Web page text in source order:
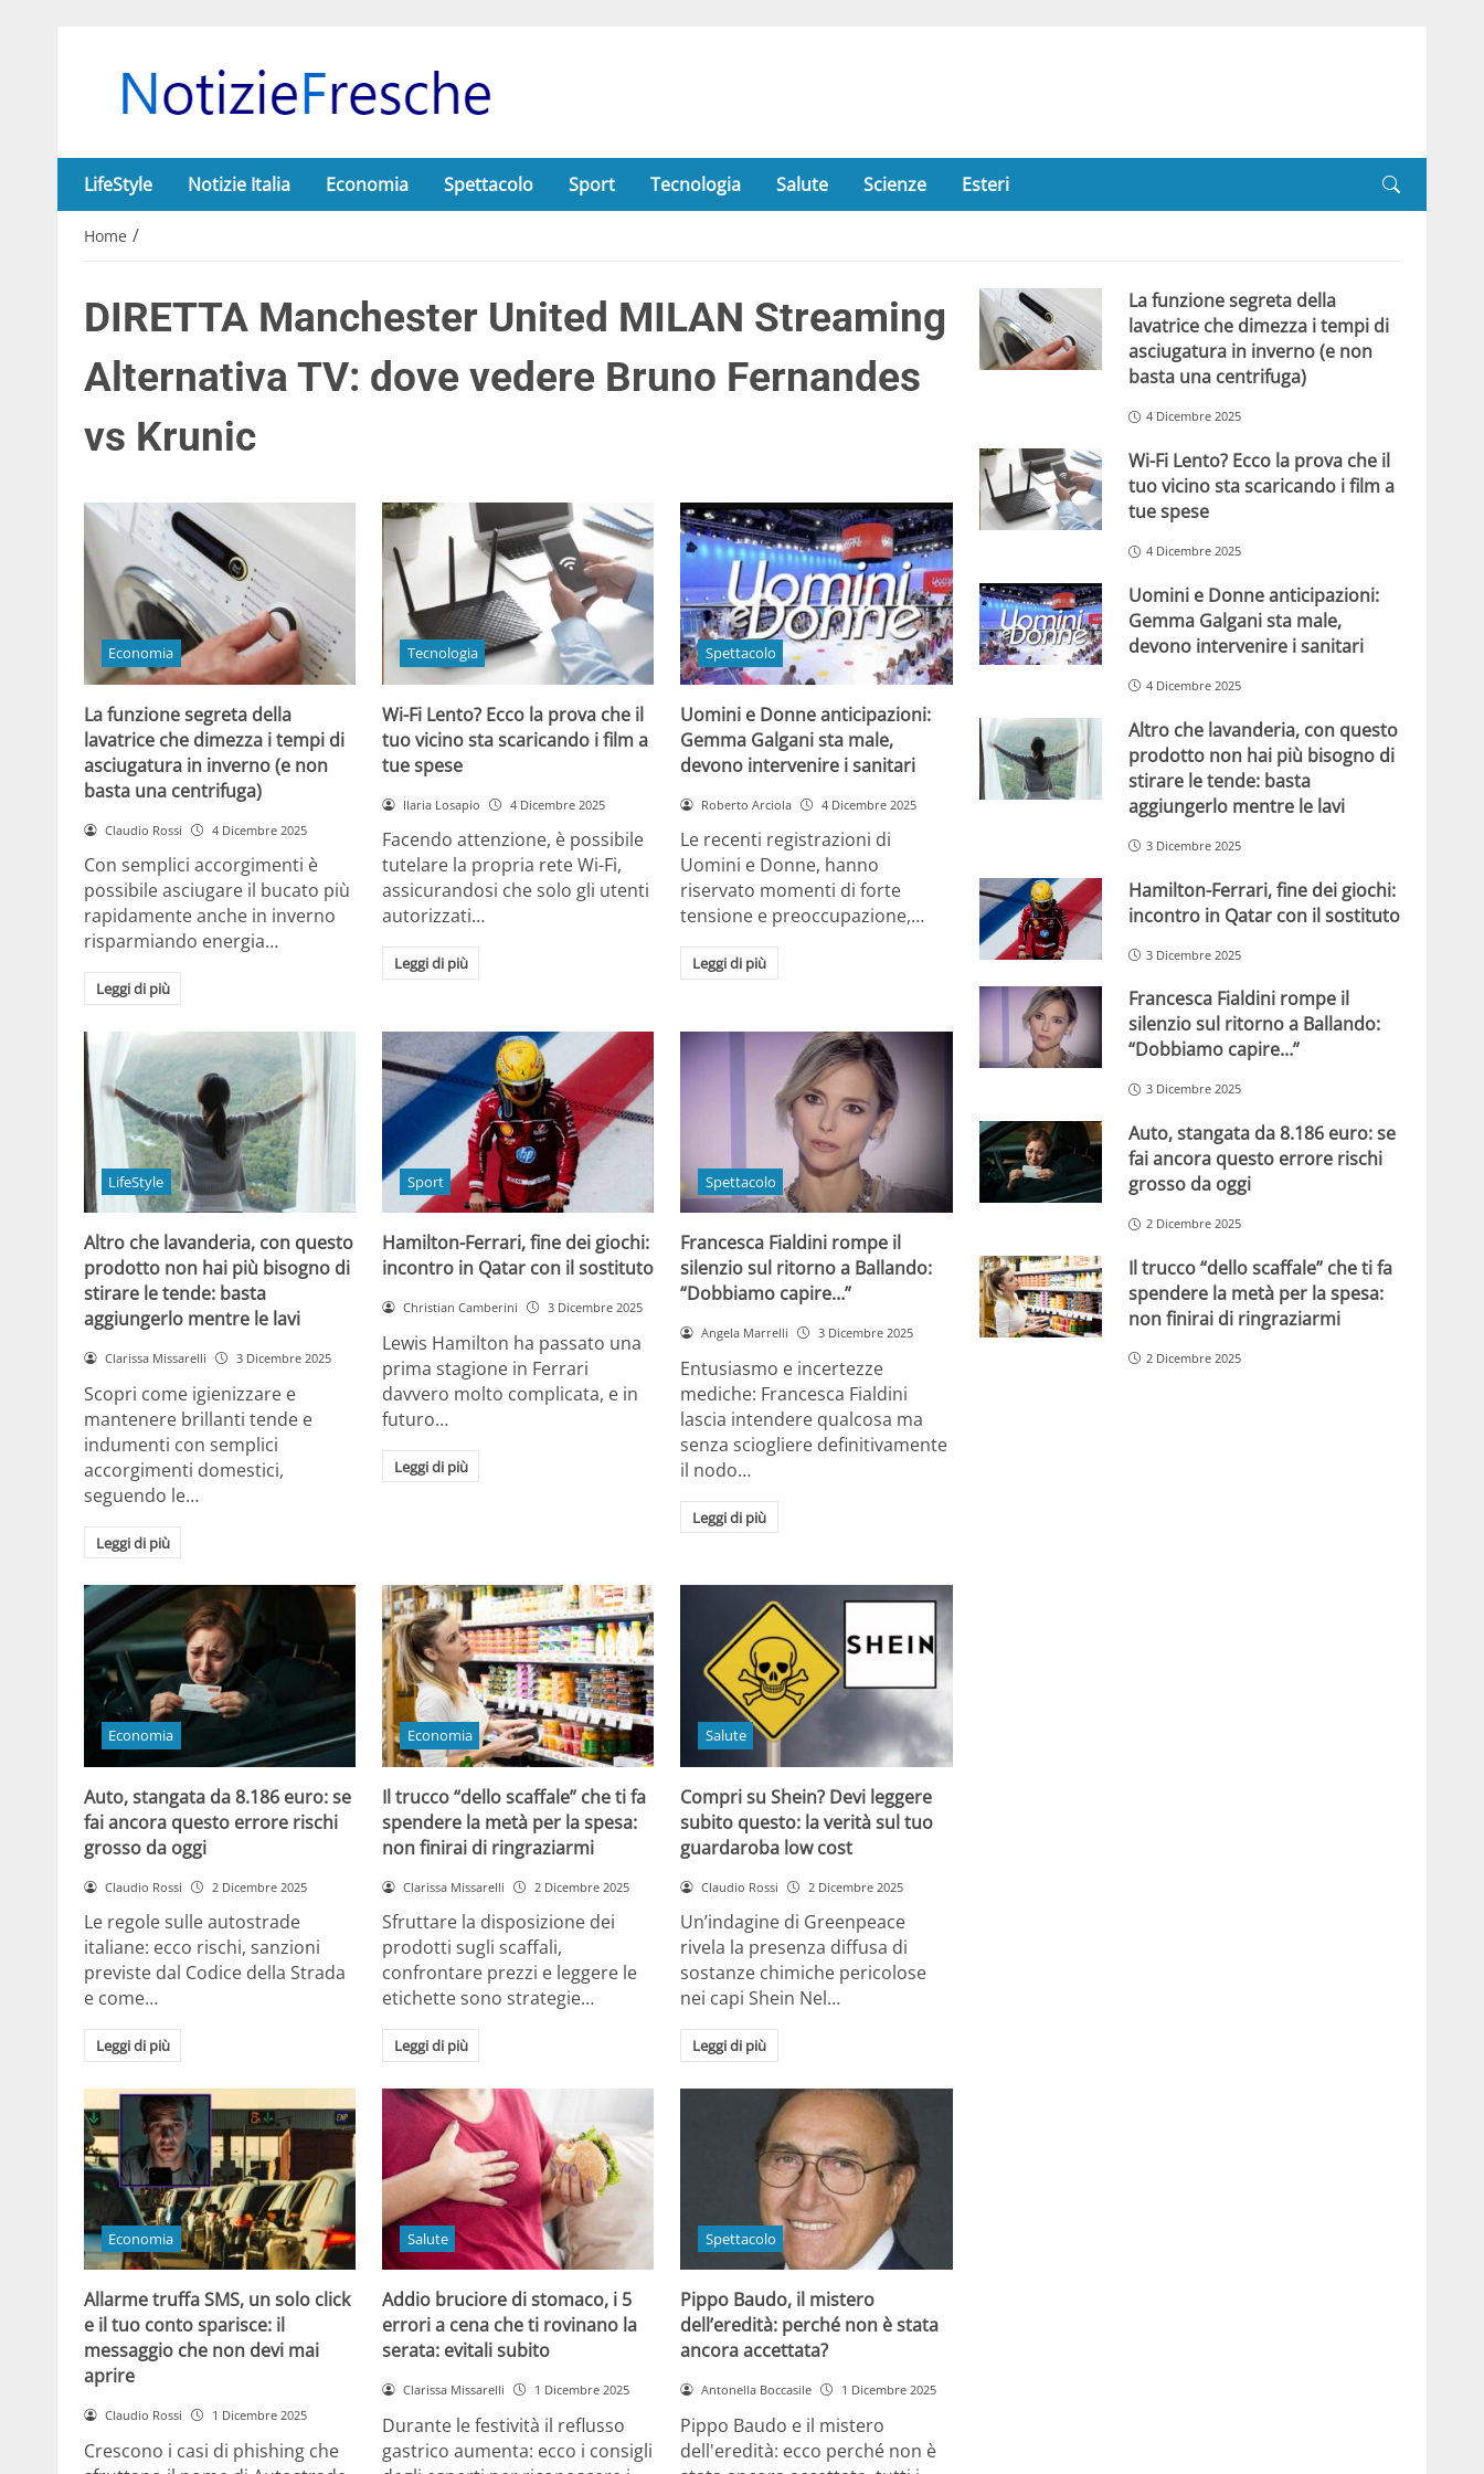
LifeStyle Notizie Italia Economia Spettacolo Sport Tecnologia Salute Scienze Esteri
Home /
DIRETTA Manchester United MILAN Streaming
Alternativa TV: dove vedere Bruno Fernandes
vs Krunic
Economia
La funzione segreta della
lavatrice che dimezza i tempi di
asciugatura in inverno (e non
basta una centrifuga)
Claudio Rossi 4 Dicembre 2025
Con semplici accorgimenti è
possibile asciugare il bucato più
rapidamente anche in inverno
risparmiando energia…
Leggi di più
Tecnologia
Wi-Fi Lento? Ecco la prova che il
tuo vicino sta scaricando i film a
tue spese
Ilaria Losapio 4 Dicembre 2025
Facendo attenzione, è possibile
tutelare la propria rete Wi-Fi,
assicurandosi che solo gli utenti
autorizzati…
Leggi di più
Spettacolo
Uomini e Donne anticipazioni:
Gemma Galgani sta male,
devono intervenire i sanitari
Roberto Arciola 4 Dicembre 2025
Le recenti registrazioni di
Uomini e Donne, hanno
riservato momenti di forte
tensione e preoccupazione,…
Leggi di più
LifeStyle
Altro che lavanderia, con questo
prodotto non hai più bisogno di
stirare le tende: basta
aggiungerlo mentre le lavi
Clarissa Missarelli 3 Dicembre 2025
Scopri come igienizzare e
mantenere brillanti tende e
indumenti con semplici
accorgimenti domestici,
seguendo le…
Leggi di più
Sport
Hamilton-Ferrari, fine dei giochi:
incontro in Qatar con il sostituto
Christian Camberini 3 Dicembre 2025
Lewis Hamilton ha passato una
prima stagione in Ferrari
davvero molto complicata, e in
futuro…
Leggi di più
Spettacolo
Francesca Fialdini rompe il
silenzio sul ritorno a Ballando:
“Dobbiamo capire…”
Angela Marrelli 3 Dicembre 2025
Entusiasmo e incertezze
mediche: Francesca Fialdini
lascia intendere qualcosa ma
senza sciogliere definitivamente
il nodo…
Leggi di più
Economia
Auto, stangata da 8.186 euro: se
fai ancora questo errore rischi
grosso da oggi
Claudio Rossi 2 Dicembre 2025
Le regole sulle autostrade
italiane: ecco rischi, sanzioni
previste dal Codice della Strada
e come…
Leggi di più
Economia
Il trucco “dello scaffale” che ti fa
spendere la metà per la spesa:
non finirai di ringraziarmi
Clarissa Missarelli 2 Dicembre 2025
Sfruttare la disposizione dei
prodotti sugli scaffali,
confrontare prezzi e leggere le
etichette sono strategie…
Leggi di più
Salute
Compri su Shein? Devi leggere
subito questo: la verità sul tuo
guardaroba low cost
Claudio Rossi 2 Dicembre 2025
Un’indagine di Greenpeace
rivela la presenza diffusa di
sostanze chimiche pericolose
nei capi Shein Nel…
Leggi di più
Economia
Allarme truffa SMS, un solo click
e il tuo conto sparisce: il
messaggio che non devi mai
aprire
Claudio Rossi 1 Dicembre 2025
Crescono i casi di phishing che
Salute
Addio bruciore di stomaco, i 5
errori a cena che ti rovinano la
serata: evitali subito
Clarissa Missarelli 1 Dicembre 2025
Durante le festività il reflusso
gastrico aumenta: ecco i consigli
Spettacolo
Pippo Baudo, il mistero
dell’eredità: perché non è stata
ancora accettata?
Antonella Boccasile 1 Dicembre 2025
Pippo Baudo e il mistero
dell'eredità: ecco perché non è
La funzione segreta della
lavatrice che dimezza i tempi di
asciugatura in inverno (e non
basta una centrifuga)
4 Dicembre 2025
Wi-Fi Lento? Ecco la prova che il
tuo vicino sta scaricando i film a
tue spese
4 Dicembre 2025
Uomini e Donne anticipazioni:
Gemma Galgani sta male,
devono intervenire i sanitari
4 Dicembre 2025
Altro che lavanderia, con questo
prodotto non hai più bisogno di
stirare le tende: basta
aggiungerlo mentre le lavi
3 Dicembre 2025
Hamilton-Ferrari, fine dei giochi:
incontro in Qatar con il sostituto
3 Dicembre 2025
Francesca Fialdini rompe il
silenzio sul ritorno a Ballando:
“Dobbiamo capire…”
3 Dicembre 2025
Auto, stangata da 8.186 euro: se
fai ancora questo errore rischi
grosso da oggi
2 Dicembre 2025
Il trucco “dello scaffale” che ti fa
spendere la metà per la spesa:
non finirai di ringraziarmi
2 Dicembre 2025